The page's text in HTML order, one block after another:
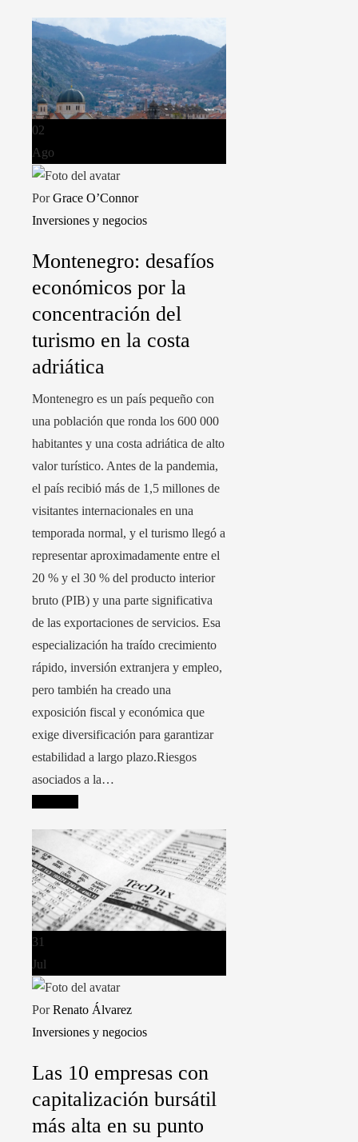
02
Ago
PorGrace O’Connor
Inversiones y negocios
Montenegro: desafíos
económicos por la
concentración del
turismo en la costa
adriática
Montenegro es un país pequeño con
una población que ronda los 600 000
habitantes y una costa adriática de alto
valor turístico. Antes de la pandemia,
el país recibió más de 1,5 millones de
visitantes internacionales en una
temporada normal, y el turismo llegó a
representar aproximadamente entre el
20 % y el 30 % del producto interior
bruto (PIB) y una parte significativa
de las exportaciones de servicios. Esa
especialización ha traído crecimiento
rápido, inversión extranjera y empleo,
pero también ha creado una
exposición fiscal y económica que
exige diversificación para garantizar
estabilidad a largo plazo.Riesgos
asociados a la…
31
Jul
PorRenato Álvarez
Inversiones y negocios
Las 10 empresas con
capitalización bursátil
más alta en su punto